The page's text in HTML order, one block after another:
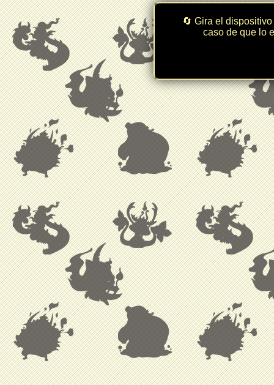
🔄 Gira el
caso de que lo